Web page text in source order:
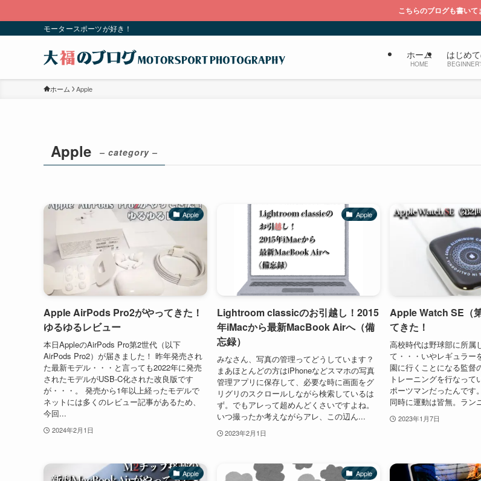
こちらのブログも書いてます『大福のブロ
モータースポーツが好き！
ホーム
HOME
はじめ
ホーム Apple
Apple – category –
Apple
Apple AirPods Pro2がやってきた！
ゆるゆるレビュー
本日AppleのAirPods Pro第2世代（以下
AirPods Pro2）が届きました！ 昨年発売され
た最新モデル・・・と言っても2022年に発売
されたモデルがUSB-C化された改良版です
が・・・。 発売から1年以上経ったモデルで
ネットには多くのレビュー記事があるため、
今回...
2024年2月1日
Apple
Lightroom classicのお引越し！2015
年iMacから最新MacBook Airへ（備
忘録）
みなさん、写真の管理ってどうしています？
まあほとんどの方はiPhoneなどスマホの写真
管理アプリに保存して、必要な時に画面をグ
リグリのスクロールしながら検索しているは
ず。でもアレって超めんどくさいですよね。
いつ撮ったか考えながらアレ、この辺ん...
2023年2月1日
Apple Watch SE（
てきた！
高校時代は野球部に所属
て・・・いやレギュラー
園に行くことになる監督
トレーニングを行なって
ポーツマンだったんです
同時に運動は皆無。ラン
2023年1月7日
Apple Apple